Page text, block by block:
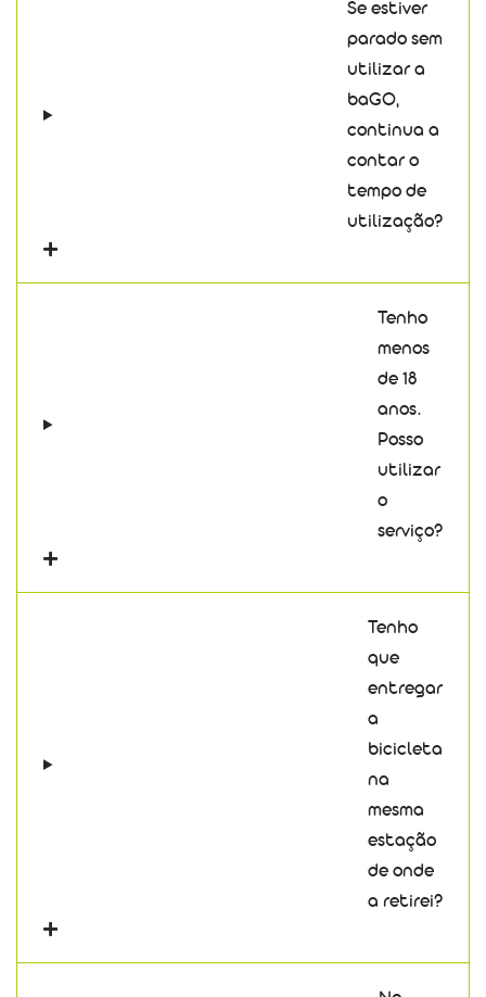
Se estiver
parado sem
utilizar a
baGO,
continua a
contar o
tempo de
utilização?
Tenho
menos
de 18
anos.
Posso
utilizar
o
serviço?
Tenho
que
entregar
a
bicicleta
na
mesma
estação
de onde
a retirei?